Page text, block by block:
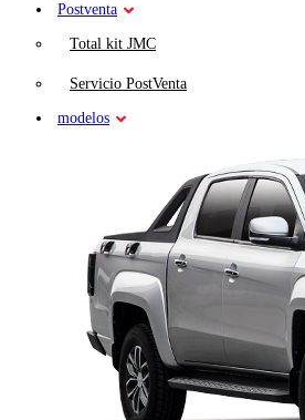
Postventa
Total kit JMC
Servicio PostVenta
modelos